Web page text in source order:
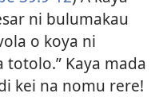
ni bulumakau
o koya ni
totolo.” Kaya mada
kei na nomu rere!